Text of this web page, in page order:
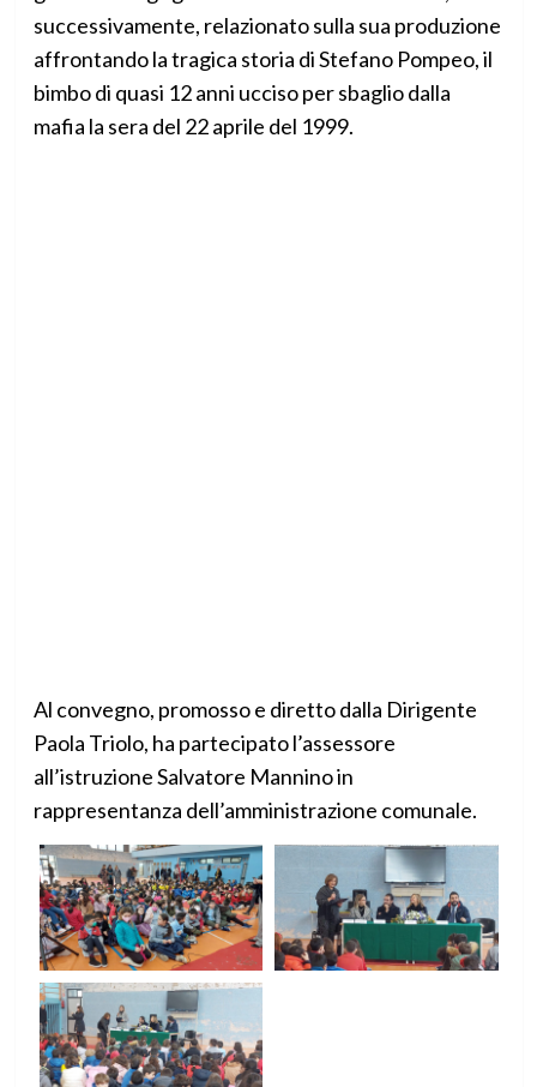
successivamente, relazionato sulla sua produzione
affrontando la tragica storia di Stefano Pompeo, il
bimbo di quasi 12 anni ucciso per sbaglio dalla
mafia la sera del 22 aprile del 1999.
Al convegno, promosso e diretto dalla Dirigente
Paola Triolo, ha partecipato l’assessore
all’istruzione Salvatore Mannino in
rappresentanza dell’amministrazione comunale.